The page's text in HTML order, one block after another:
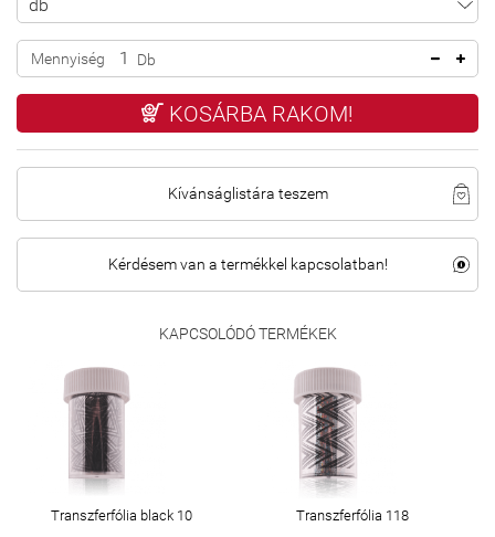
Mennyiség Db
KOSÁRBA RAKOM!
Kívánságlistára teszem
Kérdésem van a termékkel kapcsolatban!
KAPCSOLÓDÓ TERMÉKEK
Transzferfólia black 10 Transzferfólia 118